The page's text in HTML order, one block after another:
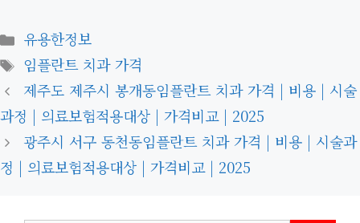
카
테
고
리
유용한정보
태
그
임플란트 치과 가격
제주도 제주시 봉개동임플란트 치과 가격 | 비용 | 시술
과정 | 의료보험적용대상 | 가격비교 | 2025
광주시 서구 동천동임플란트 치과 가격 | 비용 | 시술과
정 | 의료보험적용대상 | 가격비교 | 2025